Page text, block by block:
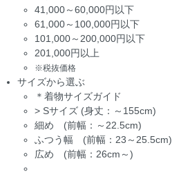
41,000～60,000円以下
61,000～100,000円以下
101,000～200,000円以下
201,000円以上
※税抜価格
サイズから選ぶ
＊着物サイズガイド
> Sサイズ (身丈：～155cm)
細め (前幅：～22.5cm)
ふつう幅 (前幅：23～25.5cm)
広め (前幅：26cm～)